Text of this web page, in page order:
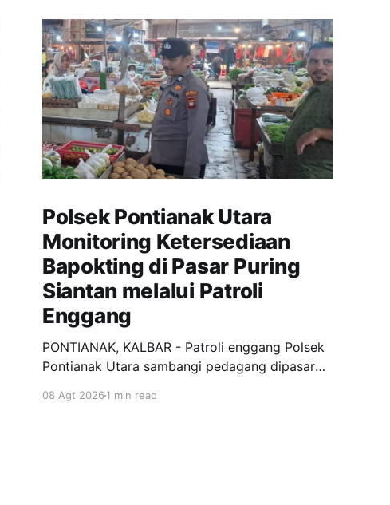
Polsek Pontianak Utara
Monitoring Ketersediaan
Bapokting di Pasar Puring
Siantan melalui Patroli
Enggang
PONTIANAK, KALBAR - Patroli enggang Polsek
Pontianak Utara sambangi pedagang dipasar
Bahan pokok penting (Bapokting) dan situasi
08 Agt 20261 min read